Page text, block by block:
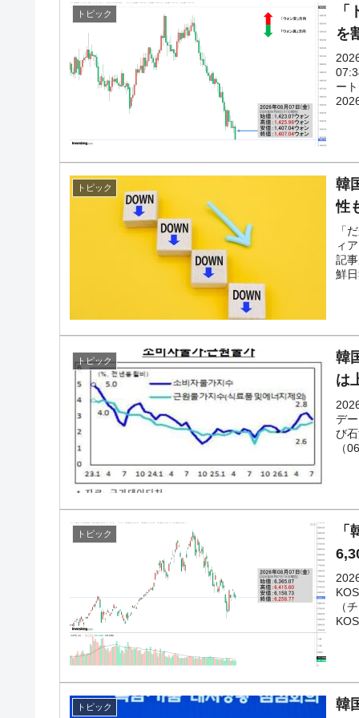
トピック
を
ー
トピック
韓
性
「
ィ
記
鮮
トピック
韓
は
デ
び
（
トピック
（
トピック 韓